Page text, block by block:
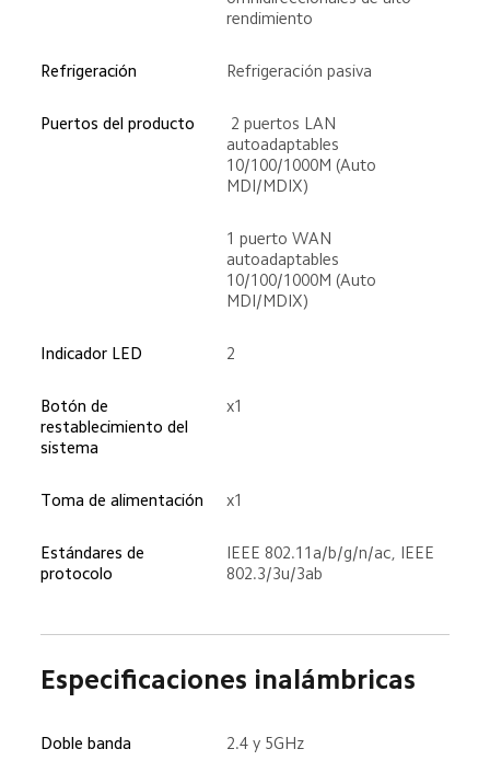
rendimiento
Refrigeración Refrigeración pasiva
Puertos del producto
autoadaptables
10/100/1000M (Auto
MDI/MDIX)
1 puerto WAN
autoadaptables
10/100/1000M (Auto
MDI/MDIX)
Indicador LED 2
Botón de
restablecimiento del
sistema
x1
Toma de alimentación x1
Estándares de
protocolo
IEEE 802.11a/b/g/n/ac, IEEE
802.3/3u/3ab
Especificaciones inalámbricas
Doble banda 2.4 y 5GHz